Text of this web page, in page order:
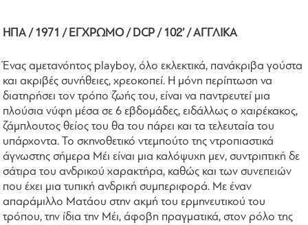
ΗΠΑ / 1971 / ΕΓΧΡΩΜΟ / DCP / 102’ / ΑΓΓΛΙΚΑ
Ένας αμετανόητος playboy, όλο εκλεκτικά, πανάκριβα γούστα
και ακριβές συνήθειες, χρεοκοπεί. Η μόνη περίπτωση να
διατηρήσει τον τρόπο ζωής του, είναι να παντρευτεί μια
πλούσια νύφη μέσα σε 6 εβδομάδες, ειδάλλως ο χαιρέκακος,
ζάμπλουτος θείος του θα του πάρει και τα τελευταία του
υπάρχοντα. Το σκηνοθετικό ντεμπούτο της ντροπιαστικά
άγνωστης σήμερα Μέι είναι μια καλόψυχη μεν, συντριπτική δε
σάτιρα του ανδρικού χαρακτήρα, καθώς και των συνεπειών
που έχει μια τυπική ανδρική συμπεριφορά. Με έναν
απαράμιλλο Ματάου στην ακμή του ερμηνευτικού του
τρόπου, την ίδια την Μέι, άφοβη πραγματικά, στον ρόλο της